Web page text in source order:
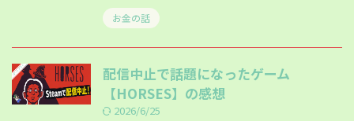
お金の話
配信中止で話題になったゲーム
【HORSES】の感想
2026/6/25